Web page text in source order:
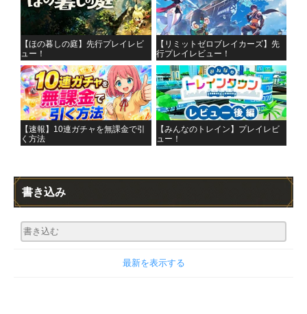
【ほの暮しの庭】先行プレイレビ
ュー！
【リミットゼロブレイカーズ】先
行プレイレビュー！
【速報】10連ガチャを無課金で引
く方法
【みんなのトレイン】プレイレビ
ュー！
書き込み
最新を表示する